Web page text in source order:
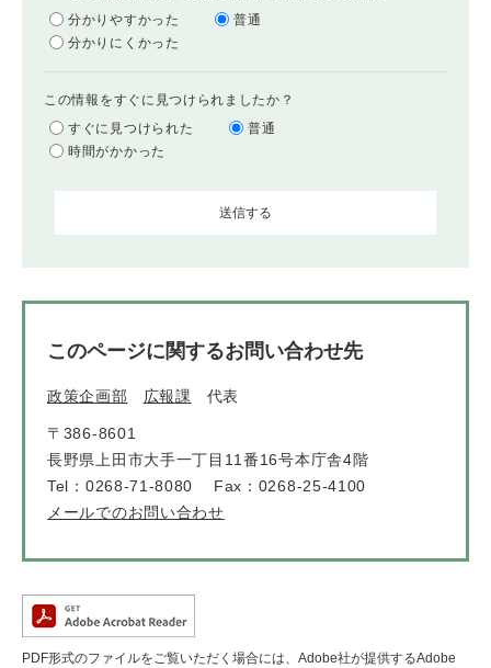
分かりやすかった
普通
分かりにくかった
この情報をすぐに見つけられましたか？
すぐに見つけられた
普通
時間がかかった
このページに関するお問い合わせ先
政策企画部 広報課 代表
〒386-8601
長野県上田市大手一丁目11番16号本庁舎4階
Tel：0268-71-8080
Fax：0268-25-4100
メールでのお問い合わせ
PDF形式のファイルをご覧いただく場合には、Adobe社が提供するAdobe